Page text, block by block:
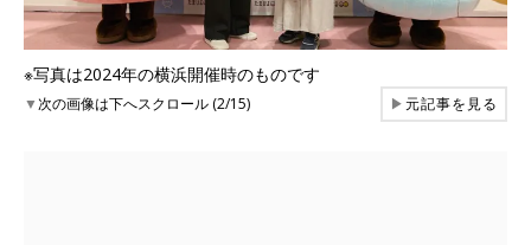
※写真は2024年の横浜開催時のものです
▼次の画像は下へスクロール (2/15) ▶元記事を見る